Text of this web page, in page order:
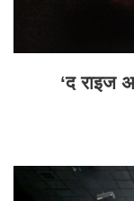
‘द राइज